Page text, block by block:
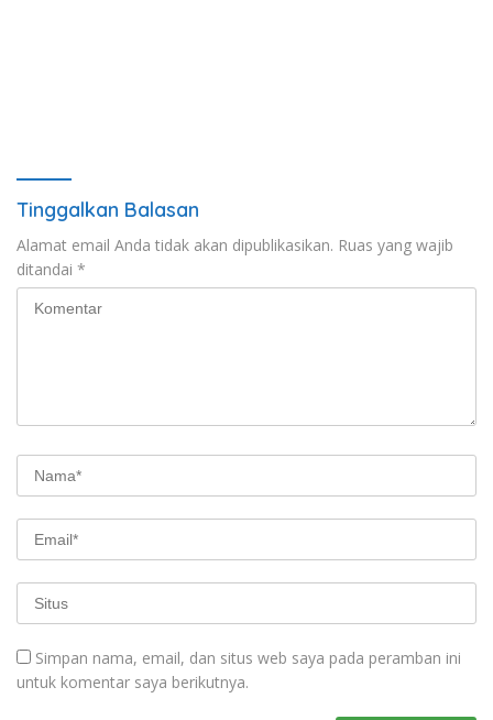
Tinggalkan Balasan
Alamat email Anda tidak akan dipublikasikan. Ruas yang wajib
ditandai *
Simpan nama, email, dan situs web saya pada peramban ini
untuk komentar saya berikutnya.